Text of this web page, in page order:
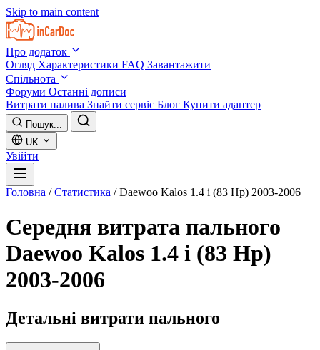
Skip to main content
Про додаток
Огляд Характеристики FAQ Завантажити
Спільнота
Форуми Останні дописи
Витрати палива Знайти сервіс Блог Купити адаптер
Пошук...
UK
Увійти
Головна / Статистика / Daewoo Kalos 1.4 i (83 Hp) 2003-2006
Середня витрата пального
Daewoo Kalos 1.4 i (83 Hp)
2003-2006
Детальні витрати пального